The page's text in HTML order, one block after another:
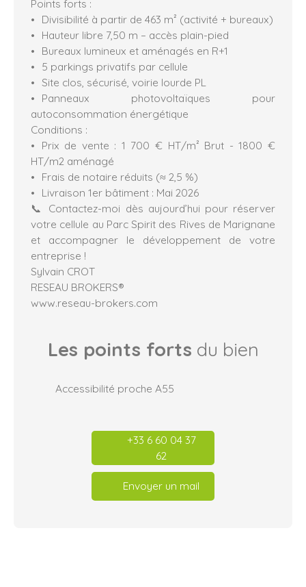
Points forts :
Divisibilité à partir de 463 m² (activité + bureaux)
Hauteur libre 7,50 m – accès plain-pied
Bureaux lumineux et aménagés en R+1
5 parkings privatifs par cellule
Site clos, sécurisé, voirie lourde PL
Panneaux photovoltaïques pour
autoconsommation énergétique
Conditions :
Prix de vente : 1 700 € HT/m² Brut - 1800 €
HT/m2 aménagé
Frais de notaire réduits (≈ 2,5 %)
Livraison 1er bâtiment : Mai 2026
📞 Contactez-moi dès aujourd’hui pour réserver
votre cellule au Parc Spirit des Rives de Marignane
et accompagner le développement de votre
entreprise !
Sylvain CROT
RESEAU BROKERS®
www.reseau-brokers.com
Les points forts du bien
Accessibilité proche A55
+33 6 60 04 37
62
Envoyer un mail